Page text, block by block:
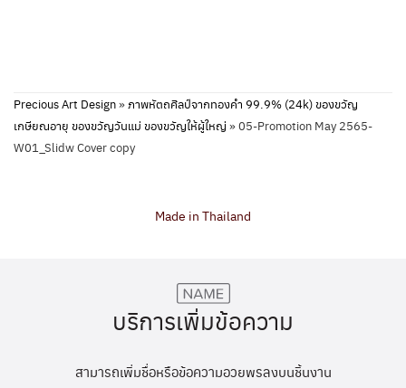
Precious Art Design»ภาพหัตถศิลป์จากทองคำ 99.9% (24k) ของขวัญ
เกษียณอายุ ของขวัญวันแม่ ของขวัญให้ผู้ใหญ่ »05-Promotion May 2565-
W01_Slidw Cover copy
Made in Thailand
บริการเพิ่มข้อความ
สามารถเพิ่มชื่อหรือข้อความอวยพรลงบนชิ้นงาน